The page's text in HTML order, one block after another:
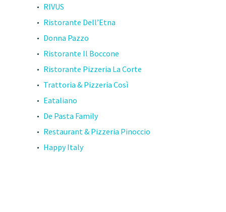
RIVUS
Ristorante Dell’Etna
Donna Pazzo
Ristorante Il Boccone
Ristorante Pizzeria La Corte
Trattoria & Pizzeria Così
Eataliano
De Pasta Family
Restaurant & Pizzeria Pinoccio
Happy Italy